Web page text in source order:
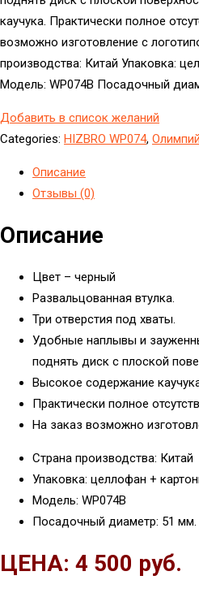
каучука. Практически полное
возможно изготовление с
производства: Китай Упаковка:
Модель: WP074B Посадочный
Добавить в список желаний
Categories: HIZBRO WP074,
Описание
Отзывы (0)
Описание
Цвет – черный
Развальцованная втулка.
Три отверстия под хваты.
Удобные наплывы и
поднять диск с плоской
Высокое содержание
Практически полное
На заказ возможно
Страна производства: Китай
Упаковка: целлофан +
Модель: WP074B
Посадочный диаметр: 51 мм.
ЦЕНА: 4 500 руб.